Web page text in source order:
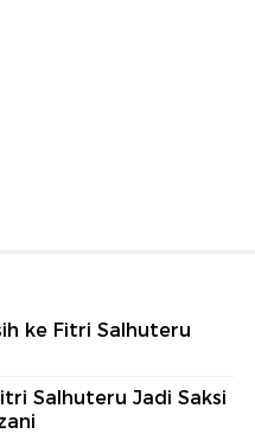
ke Fitri Salhuteru
Salhuteru Jadi Saksi